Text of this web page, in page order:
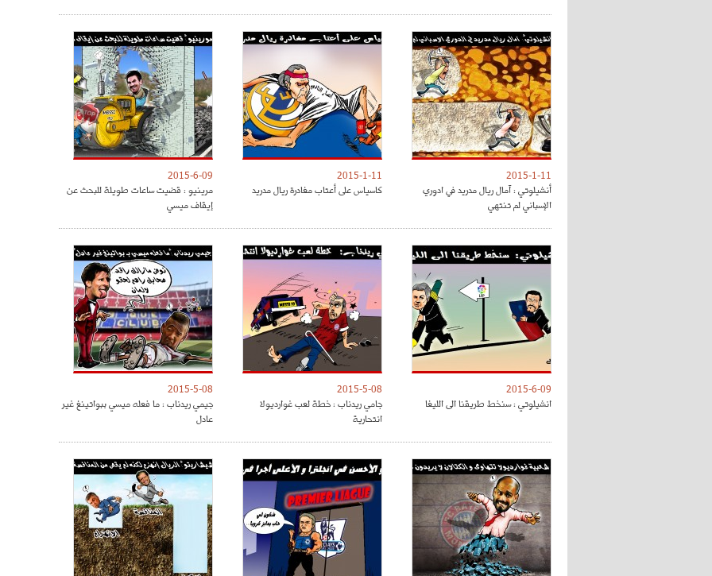
2015-1-11
أنشيلوتي : آمال ريال مدريد في ادوري
الإسباني لم تنتهي
2015-1-11
كاسياس على أعتاب مغادرة ريال مدريد
2015-6-09
مرينيو : قضيت ساعات طويلة للبحث عن
إيقاف ميسي
2015-6-09
انشيلوتي : سنخط طريقنا الى الليغا
2015-5-08
جامي ريدناب : خطة لعب غوارديولا
انتحارية
2015-5-08
جيمي ريدناب : ما فعله ميسي ببواتينغ غير
عادل